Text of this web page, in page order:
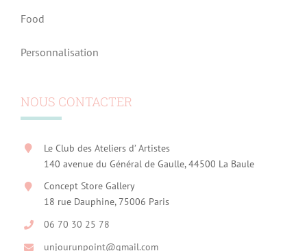
Food
Personnalisation
NOUS CONTACTER
Le Club des Ateliers d’ Artistes
140 avenue du Général de Gaulle, 44500 La Baule
Concept Store Gallery
18 rue Dauphine, 75006 Paris
06 70 30 25 78
unjourunpoint@gmail.com